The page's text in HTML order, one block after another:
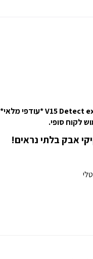
לקוח סופי.